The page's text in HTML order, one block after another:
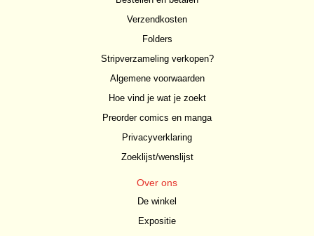
Verzendkosten
Folders
Stripverzameling verkopen?
Algemene voorwaarden
Hoe vind je wat je zoekt
Preorder comics en manga
Privacyverklaring
Zoeklijst/wenslijst
Over ons
De winkel
Expositie